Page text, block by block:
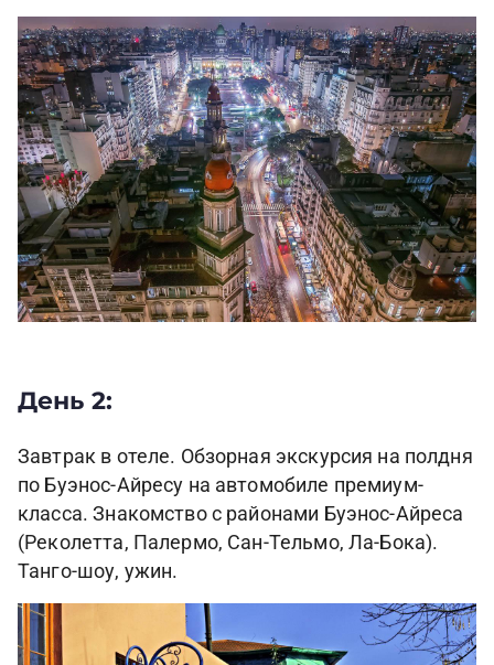
День 2:
Завтрак в отеле. Обзорная экскурсия на полдня
по Буэнос-Айресу на автомобиле премиум-
класса. Знакомство с районами Буэнос-Айреса
(Реколетта, Палермо, Сан-Тельмо, Ла-Бока).
Танго-шоу, ужин.